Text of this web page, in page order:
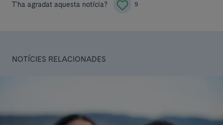
T'ha agradat aquesta notícia? 9
NOTÍCIES RELACIONADES